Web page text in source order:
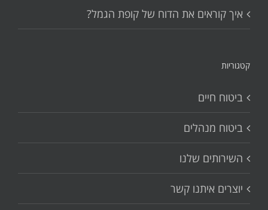
איך קוראים את הדוח של קופת הגמל?
קטגוריות
ביטוח חיים
ביטוח מנהלים
השירותים שלנו
יוצרים איתנו קשר